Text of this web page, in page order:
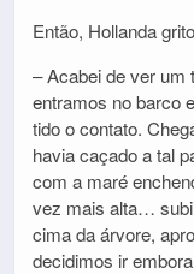
Então, Hollanda
– Acabei de ver um
entramos no barco
tido o contato.
havia caçado a tal
com a maré
vez mais alta…
cima da árvore,
decidimos ir